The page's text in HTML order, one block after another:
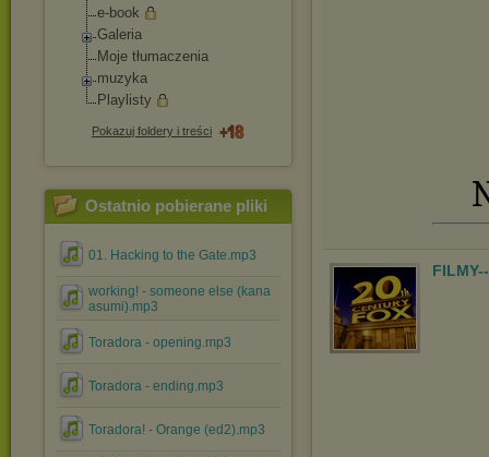
e-book
Galeria
Moje tłumaczenia
muzyka
Playlisty
Pokazuj foldery i treści
Ostatnio pobierane pliki
01. Hacking to the Gate.mp3
working! - someone else (kana
asumi).mp3
Toradora - opening.mp3
Toradora - ending.mp3
Toradora! - Orange (ed2).mp3